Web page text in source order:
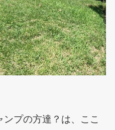
プの方達？は、ここ